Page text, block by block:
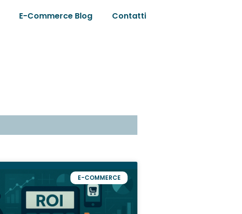
E-Commerce Blog Contatti
E-COMMERCE